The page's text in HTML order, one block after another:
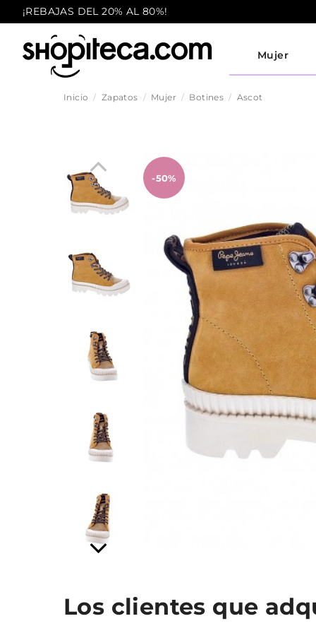
¡REBAJAS DEL 20% AL 80%!
Mujer
Inicio Zapatos Mujer Botines Ascot
-50%
Los clientes que